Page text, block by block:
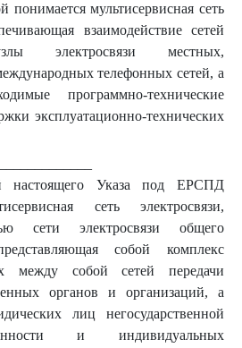
понимается мультисервисная сеть
взаимодействие сетей
электросвязи местных,
телефонных сетей, а
программно-технические
эксплуатационно-технических
Указа под ЕРСПД
сеть электросвязи,
сети электросвязи общего
собой комплекс
между собой сетей передачи
органов и организаций, а
лиц негосударственной
и индивидуальных